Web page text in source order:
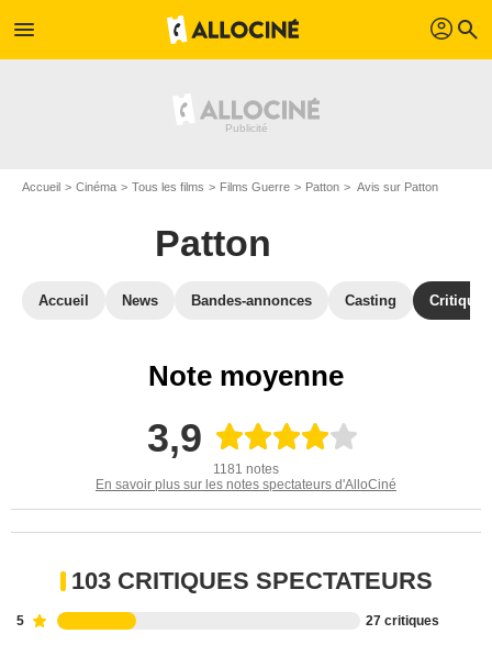
menu profil search
Accueil Cinéma Tous les films Films Guerre Patton Avis sur Patton
Patton
Accueil News Bandes-annonces Casting
Note moyenne
3,9
1181 notes
En savoir plus sur les notes spectateurs d'AlloCiné
103 CRITIQUES SPECTATEURS
5 27 critiques